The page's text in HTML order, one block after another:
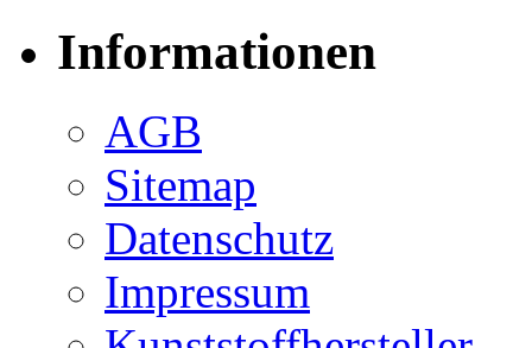
Informationen
AGB
Sitemap
Datenschutz
Impressum